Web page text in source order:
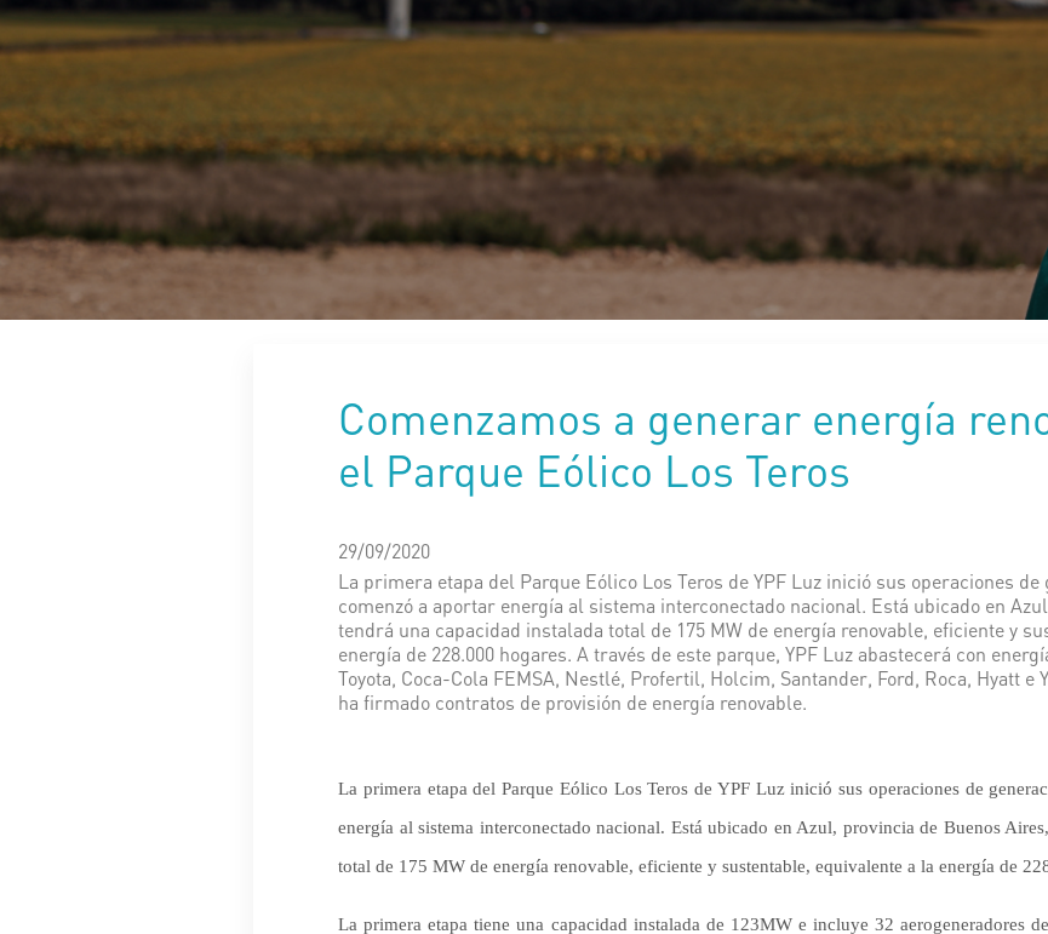
Comenzamos a generar energía
el Parque Eólico Los Teros
29/09/2020
La primera etapa del Parque Eólico Los Teros de YPF Luz inició sus operaciones
comenzó a aportar energía al sistema interconectado nacional. Está ubicado en
tendrá una capacidad instalada total de 175 MW de energía renovable, eficiente y
energía de 228.000 hogares. A través de este parque, YPF Luz abastecerá con
Toyota, Coca-Cola FEMSA, Nestlé, Profertil, Holcim, Santander, Ford, Roca, Hyatt e
ha firmado contratos de provisión de energía renovable.
La primera etapa del Parque Eólico Los Teros de YPF Luz inició sus operaciones de
energía al sistema interconectado nacional. Está ubicado en Azul, provincia de Buenos
total de 175 MW de energía renovable, eficiente y sustentable, equivalente a la energía de
La primera etapa tiene una capacidad instalada de 123MW e incluye 32 aerogeneradores